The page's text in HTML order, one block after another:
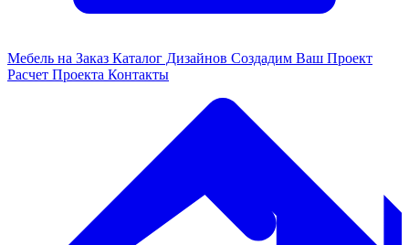
Мебель на Заказ Каталог Дизайнов Создадим Ваш Проект
Расчет Проекта Контакты